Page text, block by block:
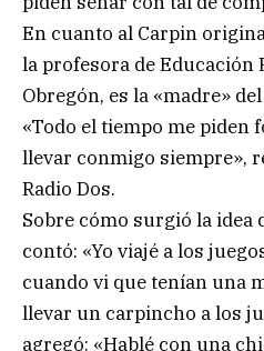
En cuanto al Carpin
la profesora de Educación
Obregón, es la «madre»
«Todo el tiempo me piden
llevar conmigo siempre»,
Radio Dos.
Sobre cómo surgió la idea
contó: «Yo viajé a los
cuando vi que tenían una
llevar un carpincho a los
agregó: «Hablé con una